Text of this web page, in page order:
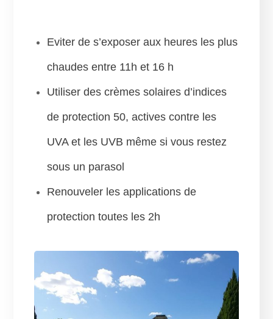
Eviter de s’exposer aux heures les plus
chaudes entre 11h et 16 h
Utiliser des crèmes solaires d’indices
de protection 50, actives contre les
UVA et les UVB même si vous restez
sous un parasol
Renouveler les applications de
protection toutes les 2h